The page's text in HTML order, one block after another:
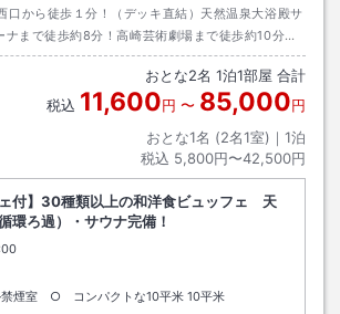
口から徒歩１分！（デッキ直結）天然温泉大浴殿サ
ナまで徒歩約8分！高崎芸術劇場まで徒歩約10分！
15分！当館には提携している駐車場はございませ
おとな2名 1泊1部屋 合計
税込 11,600円 〜 85,000円
おとな1名 (2名1室)｜ 1泊
税込 5,800円〜42,500円
ェ付】30種類以上の和洋食ビュッフェ 天
環ろ過）・サウナ完備！
ックアウト
煙室 ○ コンパクトな10平米 10平米